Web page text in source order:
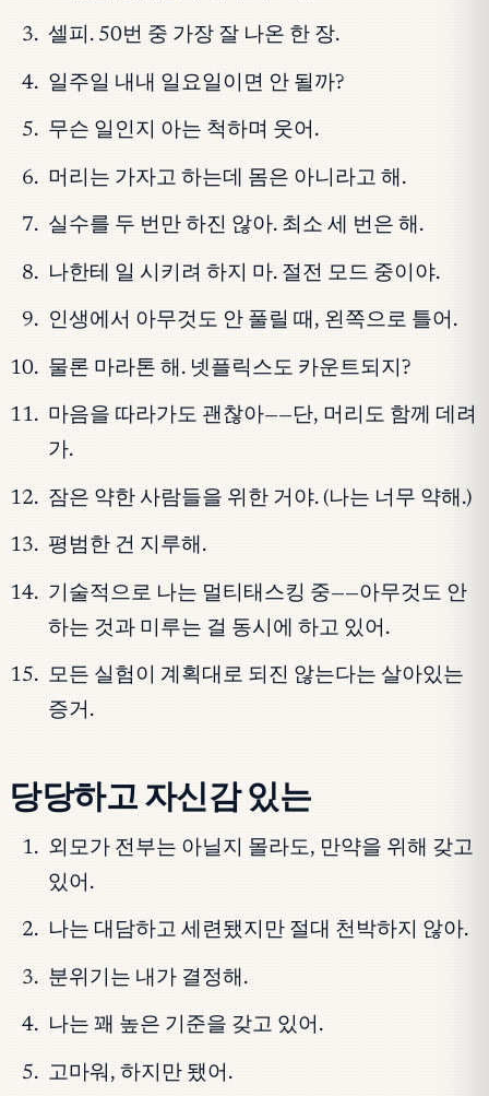
셀피. 50번 중 가장 잘 나온 한 장.
일주일 내내 일요일이면 안 될까?
무슨 일인지 아는 척하며 웃어.
머리는 가자고 하는데 몸은 아니라고 해.
실수를 두 번만 하진 않아. 최소 세 번은 해.
나한테 일 시키려 하지 마. 절전 모드 중이야.
인생에서 아무것도 안 풀릴 때, 왼쪽으로 틀어.
물론 마라톤 해. 넷플릭스도 카운트되지?
마음을 따라가도 괜찮아——단, 머리도 함께 데려
가.
잠은 약한 사람들을 위한 거야. (나는 너무 약해.)
평범한 건 지루해.
기술적으로 나는 멀티태스킹 중——아무것도 안
하는 것과 미루는 걸 동시에 하고 있어.
모든 실험이 계획대로 되진 않는다는 살아있는
증거.
당당하고 자신감 있는
외모가 전부는 아닐지 몰라도, 만약을 위해 갖고
있어.
나는 대담하고 세련됐지만 절대 천박하지 않아.
분위기는 내가 결정해.
나는 꽤 높은 기준을 갖고 있어.
고마워, 하지만 됐어.